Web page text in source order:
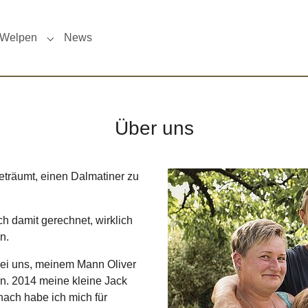
for "Zucht"
Welpen
Submenu for "Welpen"
News
Über uns
einen Dalmatiner zu
damit gerechnet, wirklich
uns, meinem Mann Oliver
2014 meine kleine Jack
habe ich mich für
Show larger version